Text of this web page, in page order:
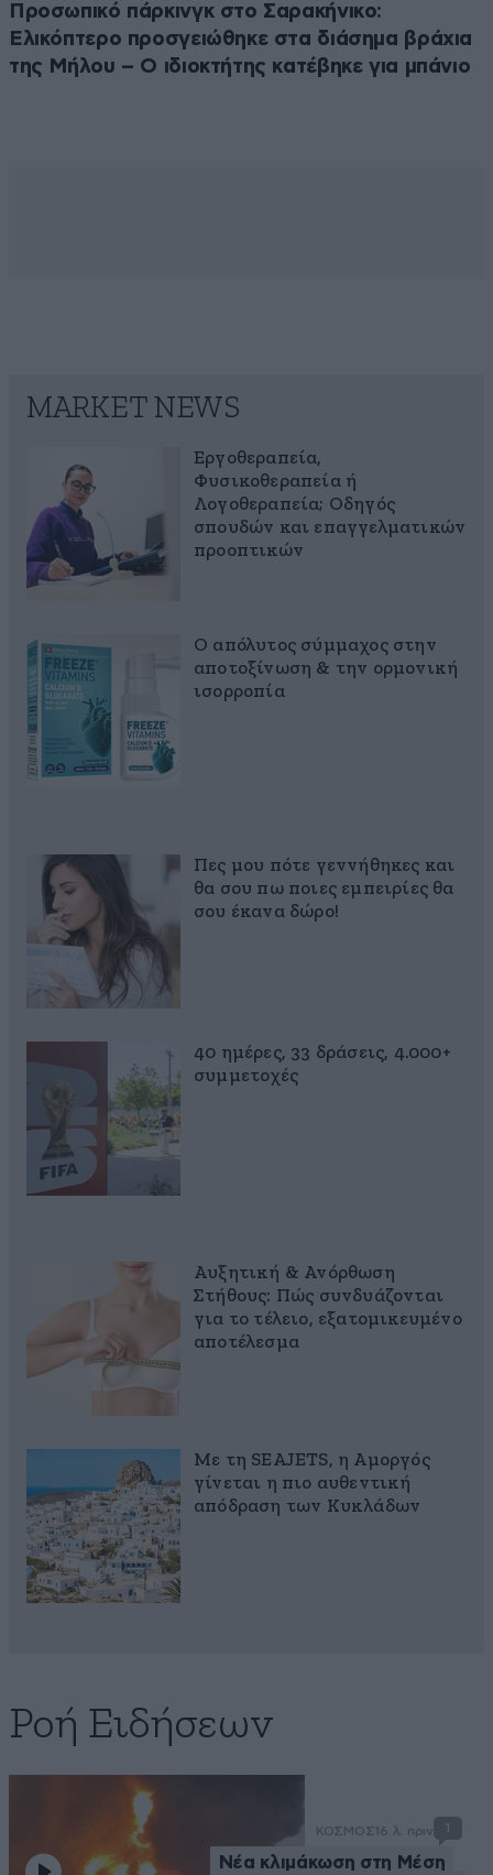
Προσωπικό πάρκινγκ στο Σαρακήνικο:
Ελικόπτερο προσγειώθηκε στα διάσημα βράχια
της Μήλου – Ο ιδιοκτήτης κατέβηκε για μπάνιο
MARKET NEWS
Εργοθεραπεία,
Φυσικοθεραπεία ή
Λογοθεραπεία; Οδηγός
σπουδών και επαγγελματικών
προοπτικών
Ο απόλυτος σύμμαχος στην
αποτοξίνωση & την ορμονική
ισορροπία
Πες μου πότε γεννήθηκες και
θα σου πω ποιες εμπειρίες θα
σου έκανα δώρο!
40 ημέρες, 33 δράσεις, 4.000+
συμμετοχές
Αυξητική & Ανόρθωση
Στήθους: Πώς συνδυάζονται
για το τέλειο, εξατομικευμένο
αποτέλεσμα
Με τη SEAJETS, η Αμοργός
γίνεται η πιο αυθεντική
απόδραση των Κυκλάδων
Ροή Ειδήσεων
ΚΟΣΜΟΣ 16 λ. πριν
Νέα κλιμάκωση στη Μέση